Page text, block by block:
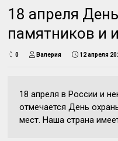
18 апреля
памятников и
0 Валерия 12 апреля
18 апреля в России и
отмечается День
мест. Наша страна